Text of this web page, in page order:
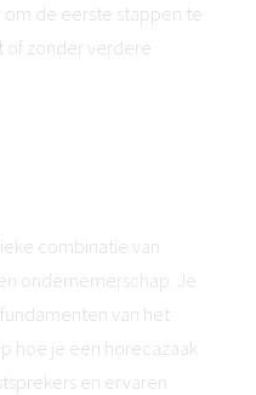
om de eerste stappen te
of zonder verdere
combinatie van
ondernemerschap. Je
van het
hoe je een horecazaak
en ervaren